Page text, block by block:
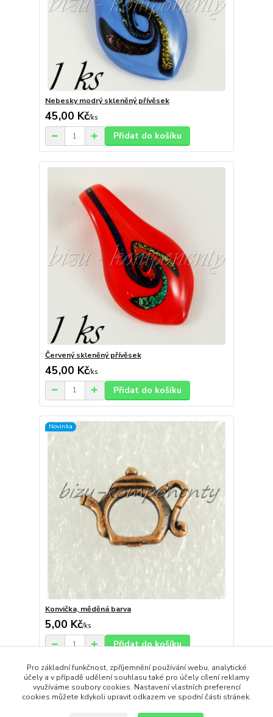
Nebesky modrý skleněný přívěsek
45,00 Kč/ks
Přidat do košíku
Červený skleněný přívěsek
45,00 Kč/ks
Přidat do košíku
Novinka
Konvička, měděná barva
5,00 Kč/ks
Přidat do košíku
strana z 1
Pro základní funkčnost, zpříjemnění používání webu, analytické
účely a v případě udělení souhlasu také pro účely cílení reklamy
využíváme soubory cookies. Nastavení vlastních preferencí
cookies můžete kdykoli upravit odkazem ve spodní části stránek.